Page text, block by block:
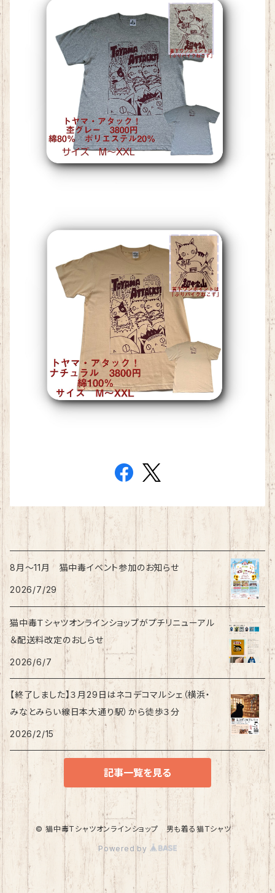
8月〜11月 猫中毒イベント参加のお知らせ
2026/7/29
猫中毒Ｔシャツオンラインショップがプチリニューアル
＆配送料改定のおしらせ
2026/6/7
【終了しました】３月29日はネコデコマルシェ（横浜・
みなとみらい線日本大通り駅）から徒歩３分
2026/2/15
記事一覧を見る
© 猫中毒Tシャツオンラインショップ 男も着る猫Tシャツ
Powered by